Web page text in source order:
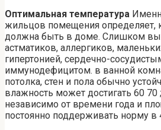
Оптимальная температура
жильцов помещения определяет,
должна быть в доме. Слишком
астматиков, аллергиков,
гипертонией, сердечно-
иммунодефицитом. в ванной
потолка, стен и пола обычно
влажность может достигать 60
независимо от времени года и
постоянно поддерживать норму в